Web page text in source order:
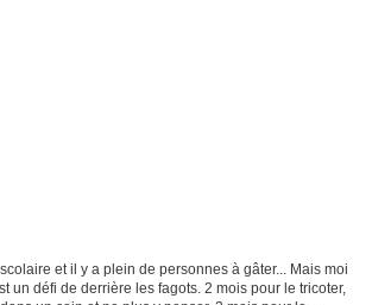
et il y a plein de personnes à gâter... Mais moi
un défi de derrière les fagots. 2 mois pour le tricoter,